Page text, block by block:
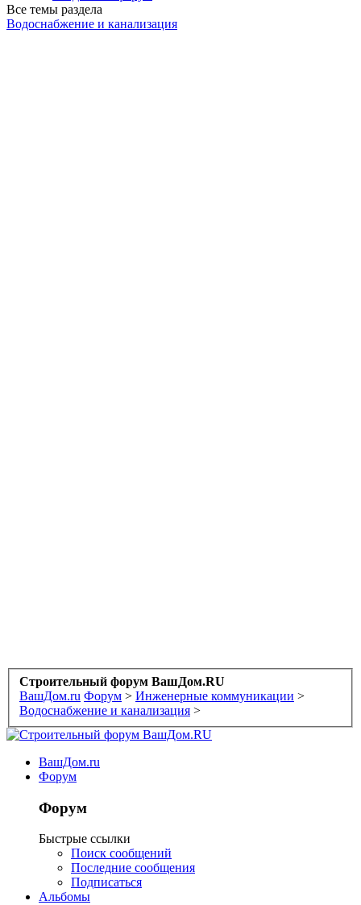
Все темы раздела
Водоснабжение и канализация
Строительный форум ВашДом.RU
ВашДом.ru Форум > Инженерные коммуникации >
Водоснабжение и канализация >
ВашДом.ru
Форум
Форум
Быстрые ссылки
Поиск сообщений
Последние сообщения
Подписаться
Альбомы